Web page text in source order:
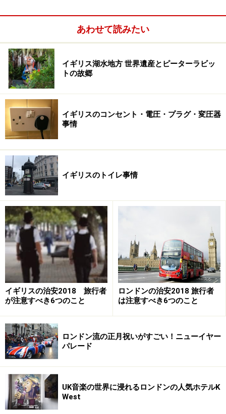
クリスマスの時期にイギリスを旅行する場合には、交通
機関の運行や各施設のオープン時間に注意しましょう。
例年、24日の午後から電車やバスなどの間引き運転が始
まり、タクシーはクリスマス特別料金で通常運賃の二倍
に。お店やレストランも通常より早く閉まります。クリ
スマス・デー（25日）は、ほぼ全ての公共交通機関が止
まります。近年は例外も増えてきましたが、たいていの
お店やレストラン、美術館などの観光スポットは、原則
として「25・26日の二日間は完全休業」となっていま
す。
なお、テイト・モダンやヴィクトリア＆アルバート博物
ンしているものもあります。通常ほど混雑していないの
で、ゆっくり鑑賞できること間違いなし！です。
冬の祝祭日
12月25日【全国】クリスマス・デイ (Christmas Day)
あわせて読みたい
イギリス湖水地方 世界遺産とピーターラビッ
トの故郷
イギリスのコンセント・電圧・プラグ・変圧器
事情
イギリスのトイレ事情
イギリスの治安2018 旅行者
が注意すべき6つのこと
ロンドンの治安2018 旅行者
は注意すべき6つのこと
ロンドン流の正月祝いがすごい！ニューイヤー
パレード
UK音楽の世界に浸れるロンドンの人気ホテルK
West